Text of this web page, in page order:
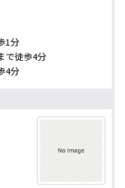
1分
で徒歩4分
4分